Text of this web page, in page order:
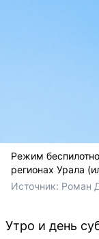
Режим
регионах Урала
Источник: Роман
Утро и день